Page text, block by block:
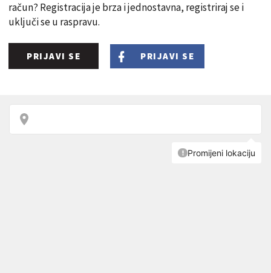
račun? Registracija je brza i jednostavna, registriraj se i
uključi se u raspravu.
PRIJAVI SE PRIJAVI SE